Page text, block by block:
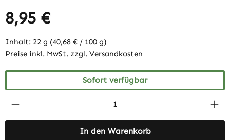
8,95 €
Inhalt: 22 g (40,68 € / 100 g)
Preise inkl. MwSt. zzgl. Versandkosten
Sofort verfügbar
Produkt Anzahl: Gib den gewünschten
In den Warenkorb